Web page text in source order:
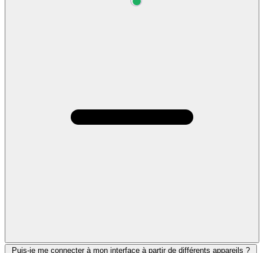
Puis-je me connecter à mon interface à partir de différents appareils ?